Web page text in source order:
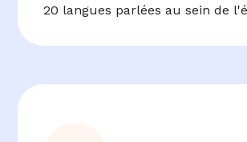
20 langues parlées au sein de